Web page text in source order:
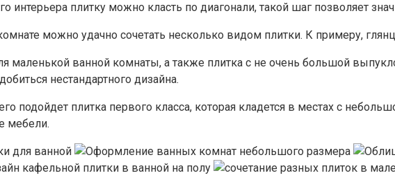
интерьера плитку можно класть по диагонали, такой шаг позволяет
можно удачно сочетать несколько видом плитки. К примеру,
ванной комнаты, а также плитка с не очень большой
нестандартного дизайна.
подойдет плитка первого класса, которая кладется в местах с
мебели.